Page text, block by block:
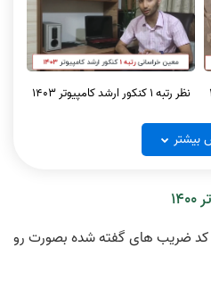
نظر رتبه 1 کنکور ارشد کامپیوتر 1403
نظر رتبه 1 کنکور ارشد کامپیوتر 1403
بیشتر
کد ضریب های گفته شده بصورت رو